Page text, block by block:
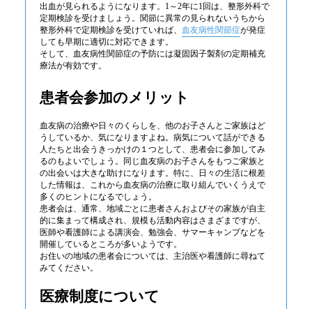
出血が見られるようになります。1～2年に1回は、整形外科で
定期検診を受けましょう。関節に異常の見られないうちから
整形外科で定期検診を受けていれば、 血友病性関節症が発症
しても早期に適切に対応できます。
そして、血友病性関節症の予防には凝固因子製剤の定期補充
療法が有効です。
患者会参加のメリット
血友病の治療や日々のくらしを、他のお子さんとご家族はど
うしているか、気になりますよね。病気について話ができる
人たちと出会うきっかけの１つとして、患者会に参加してみ
るのもよいでしょう。同じ血友病のお子さんをもつご家族と
の出会いは大きな助けになります。特に、日々の生活に根差
した情報は、これから血友病の治療に取り組んでいくうえで
多くのヒントになるでしょう。
患者会は、通常、地域ごとに患者さんおよびその家族が自主
的に集まって構成され、規模も活動内容はさまざまですが、
医師や看護師による講演会、勉強会、サマーキャンプなどを
開催しているところが多いようです。
お住いの地域の患者会については、主治医や看護師に尋ねて
みてください。
医療制度について